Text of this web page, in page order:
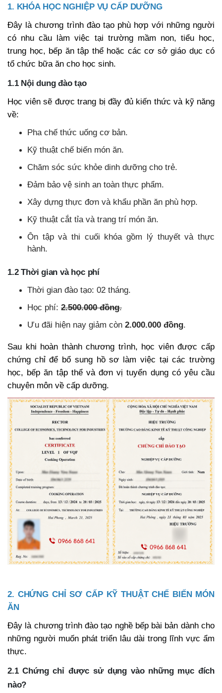
1. KHÓA HỌC NGHIỆP VỤ CẤP DƯỠNG
Đây là chương trình đào tạo phù hợp với những người
có nhu cầu làm việc tại trường mầm non, tiểu học,
trung học, bếp ăn tập thể hoặc các cơ sở giáo dục có
tổ chức bữa ăn cho học sinh.
1.1 Nội dung đào tạo
Học viên sẽ được trang bị đầy đủ kiến thức và kỹ năng
về:
Pha chế thức uống cơ bản.
Kỹ thuật chế biến món ăn.
Chăm sóc sức khỏe dinh dưỡng cho trẻ.
Đảm bảo vệ sinh an toàn thực phẩm.
Xây dựng thực đơn và khẩu phần ăn phù hợp.
Kỹ thuật cắt tỉa và trang trí món ăn.
Ôn tập và thi cuối khóa gồm lý thuyết và thực
hành.
1.2 Thời gian và học phí
Thời gian đào tạo: 02 tháng.
Học phí: 2.500.000 đồng.
Ưu đãi hiện nay giảm còn 2.000.000 đồng.
Sau khi hoàn thành chương trình, học viên được cấp
chứng chỉ để bổ sung hồ sơ làm việc tại các trường
học, bếp ăn tập thể và đơn vị tuyển dụng có yêu cầu
chuyên môn về cấp dưỡng.
2. CHỨNG CHỈ SƠ CẤP KỸ THUẬT CHẾ BIẾN MÓN
ĂN
Đây là chương trình đào tạo nghề bếp bài bản dành cho
những người muốn phát triển lâu dài trong lĩnh vực ẩm
thực.
2.1 Chứng chỉ được sử dụng vào những mục đích
nào?